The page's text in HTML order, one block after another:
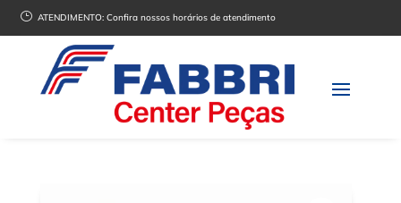
} ATENDIMENTO:Confira nossos horários de atendimento